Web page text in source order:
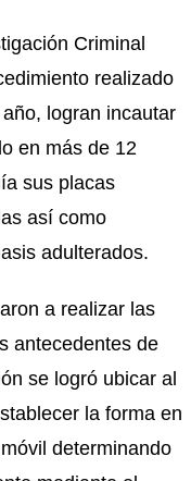
Criminal
realizado
logran incautar
en más de 12
sus placas
así como
adulterados.
a realizar las
antecedentes de
se logró ubicar al
la forma en
determinando